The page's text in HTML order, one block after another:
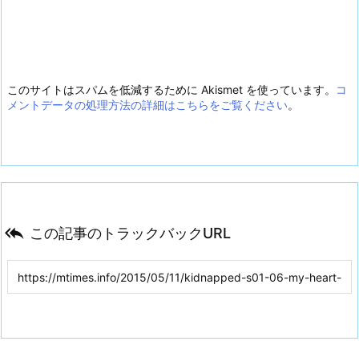
このサイトはスパムを低減するために Akismet を使っています。
コ
メントデータの処理方法の詳細はこちらをご覧ください。
 この記事のトラックバックURL